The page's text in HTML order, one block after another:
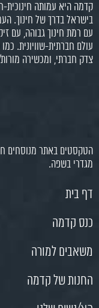
קדמה היא עמותה חינוכית-
בישראל בדרך של חינוך.
עם רמת חינוך גבוהה, עם
עולם חברתית-שוויונית.
צדק חברתי, ומכשירה
הטקסטים באתר מנוסחים
מגדרי בשפה.
דף בית
כנס קדמה
משאבים למורה
החנות של קדמה